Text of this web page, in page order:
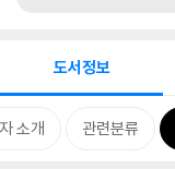
도서정보
소개 관련분류